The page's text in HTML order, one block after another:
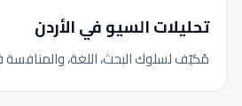
تحليلات السيو في الأردن
مُكيّف لسلوك البحث، اللغة، والمنافسة